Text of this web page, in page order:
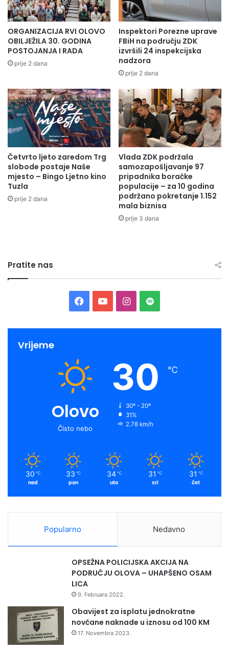
ORGANIZACIJA RVI OLOVO
OBILJEŽILA 30. GODINA
POSTOJANJA I RADA
prije 2 dana
Inspektori Porezne uprave
FBiH na području ZDK
izvršili 24 inspekcijska
nadzora
prije 2 dana
Četvrto ljeto zaredom Trg
slobode postaje Naše
mjesto – Bingo Ljetno kino
Tuzla
prije 2 dana
Vlada ZDK podržala
samozapošljavanje 97
pripadnika boračke
populacije – za 10 godina
podržano pokretanje 1.152
mala biznisa
prije 3 dana
Pratite nas
Facebook
YouTubeInstagram
Spotify
Vrijeme
Olovo
Čisto nebo
30 ℃
30º - 20º
31%
2.78 km/h
30 ℃
ned
33 ℃
pon
34 ℃
uto
31 ℃
sri
31 ℃
čet
Popularno Nedavno
OPSEŽNA POLICIJSKA AKCIJA NA
PODRUČJU OLOVA – UHAPŠENO OSAM
LICA
9. Februara 2022.
Obavijest za isplatu jednokratne
novčane naknade u iznosu od 100 KM
17. Novembra 2023.